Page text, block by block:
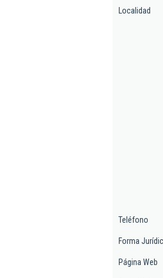
Localidad
Teléfono
Forma
Página Web